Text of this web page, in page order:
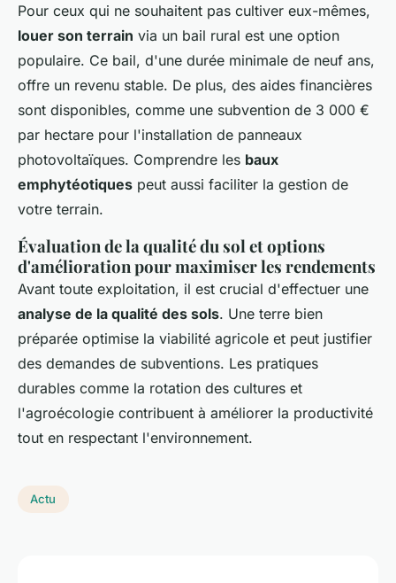
Pour ceux qui ne souhaitent pas cultiver eux-mêmes,
louer son terrain via un bail rural est une option
populaire. Ce bail, d'une durée minimale de neuf ans,
offre un revenu stable. De plus, des aides financières
sont disponibles, comme une subvention de 3 000 €
par hectare pour l'installation de panneaux
photovoltaïques. Comprendre les baux
emphytéotiques peut aussi faciliter la gestion de
votre terrain.
Évaluation de la qualité du sol et options
d'amélioration pour maximiser les rendements
Avant toute exploitation, il est crucial d'effectuer une
analyse de la qualité des sols. Une terre bien
préparée optimise la viabilité agricole et peut justifier
des demandes de subventions. Les pratiques
durables comme la rotation des cultures et
l'agroécologie contribuent à améliorer la productivité
tout en respectant l'environnement.
Actu